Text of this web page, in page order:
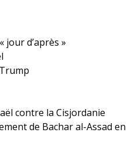
d’après »
contre la Cisjordanie
de Bachar al-Assad en